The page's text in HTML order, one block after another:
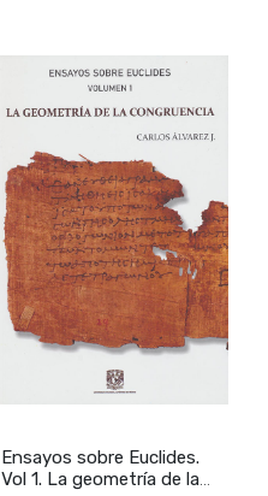
Ensayos sobre Euclides.
Vol 1. La geometría de la